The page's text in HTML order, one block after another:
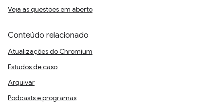
Veja as questões em aberto
Conteúdo relacionado
Atualizações do Chromium
Estudos de caso
Arquivar
Podcasts e programas